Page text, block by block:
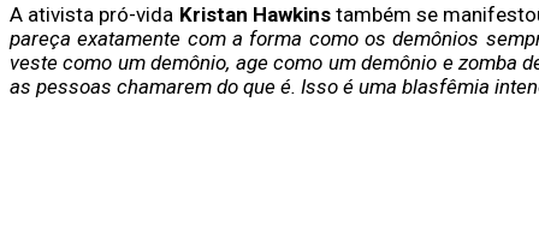
A ativista pró-vida Kristan Hawkinstambém se
pareça exatamente com a forma como os demônios
veste como um demônio, age como um demônio e zomba
as pessoas chamarem do que é. Isso é uma blasfêmia